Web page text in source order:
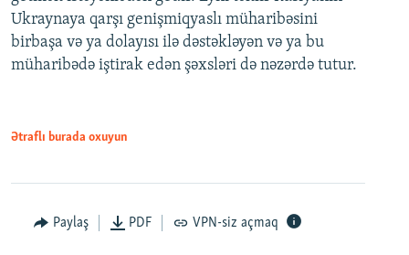
Ukraynaya qarşı genişmiqyaslı müharibəsini
birbaşa və ya dolayısı ilə dəstəkləyən və ya bu
müharibədə iştirak edən şəxsləri də nəzərdə tutur.
Ətraflı burada oxuyun
Paylaş PDF VPN-siz açmaq